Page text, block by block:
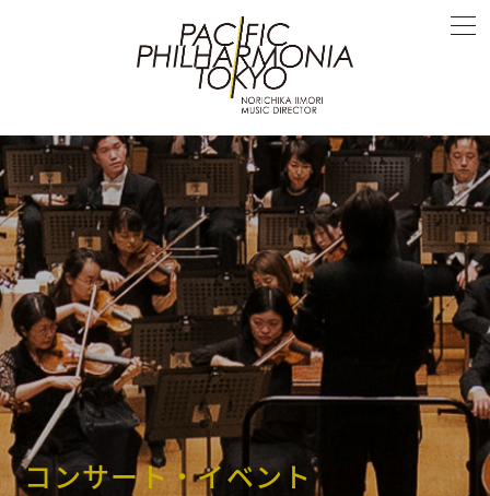
コンサート・イベント